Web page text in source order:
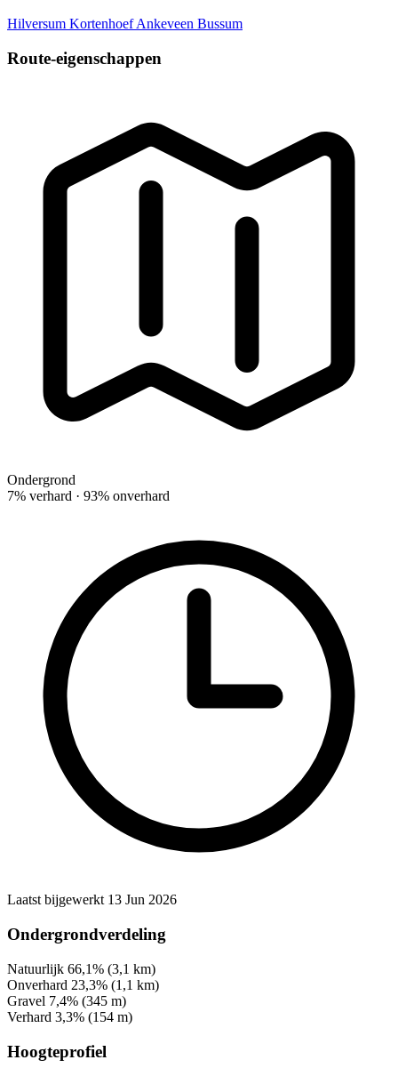
Hilversum KortenhoefAnkeveen Bussum
Route-eigenschappen
Ondergrond
7% verhard · 93% onverhard
Laatst bijgewerkt 13 Jun 2026
Ondergrondverdeling
Natuurlijk 66,1% (3,1 km)
Onverhard 23,3% (1,1 km)
Gravel 7,4% (345 m)
Verhard 3,3% (154 m)
Hoogteprofiel